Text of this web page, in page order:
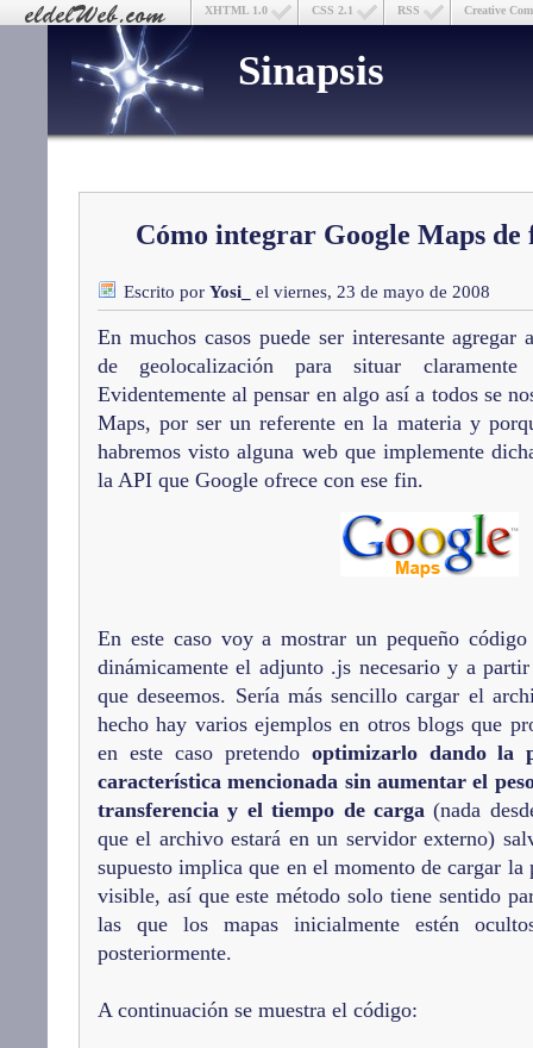
Creative
RSS
CSS 2.1
XHTML 1.0
Sinapsis
Cómo integrar Google Maps
Escrito por Yosi_ el viernes, 23 de mayo de 2008
En muchos casos puede ser interesante
de geolocalización para situar
Evidentemente al pensar en algo así a todos se
Maps, por ser un referente en la materia y
habremos visto alguna web que implemente
la API que Google ofrece con ese fin.
En este caso voy a mostrar un pequeño
dinámicamente el adjunto .js necesario y a
que deseemos. Sería más sencillo cargar el
hecho hay varios ejemplos en otros blogs que
en este caso pretendo optimizarlo dando la
característica mencionada sin aumentar el
transferencia y el tiempo de carga (nada
que el archivo estará en un servidor externo)
supuesto implica que en el momento de cargar la
visible, así que este método solo tiene sentido
las que los mapas inicialmente estén
posteriormente.
A continuación se muestra el código: